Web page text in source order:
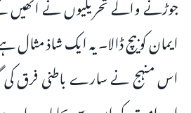
ایمان کو بیچ ڈالا۔ یہ ایک شاذ مثال
اس منہج نے سارے باطنی فرق کی